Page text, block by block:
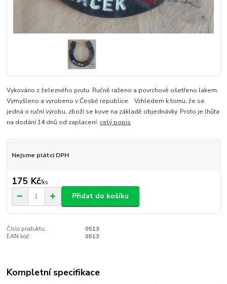
Vykováno z železného prutu. Ručně raženo a povrchově ošetřeno lakem.
Vymyšleno a vyrobeno v České republice. Vzhledem k tomu, že se
jedná o ruční výrobu, zboží se kove na základě objednávky. Proto je lhůta
na dodání 14 dnů od zaplacení. celý popis
Nejsme plátci DPH
175 Kč/ks
Přidat do košíku
Číslo produktu:
0513
EAN kód:
0513
Kompletní specifikace